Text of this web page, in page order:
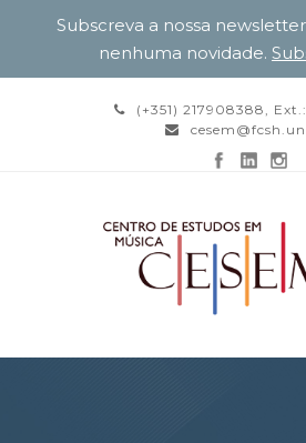
(+351) 217908388,
Subscreva a nossa
nenhuma novidade.